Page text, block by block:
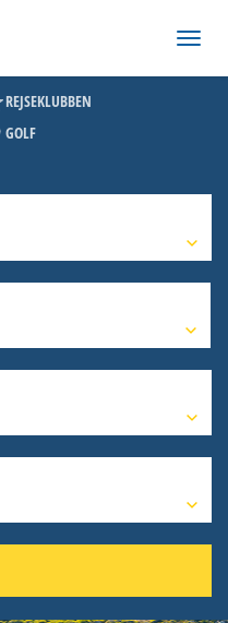
REJSEKLUBBEN
GOLF